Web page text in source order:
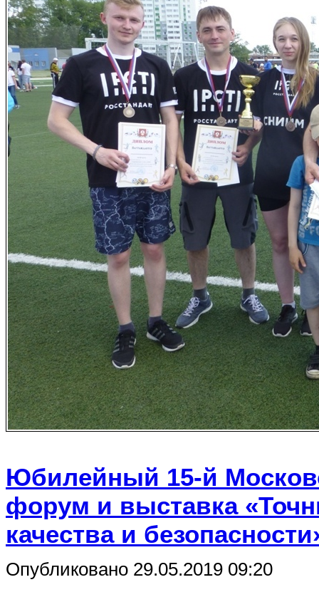
Юбилейный 15-й
форум и выставка
качества и
Опубликовано 29.05.2019 09:20